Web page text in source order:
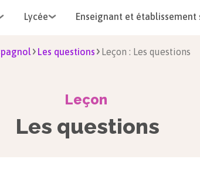
Lycée Enseignant et établissement
Les questions Leçon : Les questions
Leçon
Les questions